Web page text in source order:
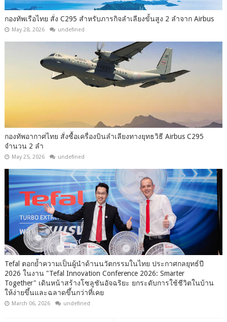
กองทัพเรือไทย สั่ง C295 สำหรับภารกิจลำเลียงขั้นสูง 2 ลำจาก Airbus
May 28, 2026 undefined
กองทัพอากาศไทย สั่งซื้อเครื่องบินลำเลียงทางยุทธวิธี Airbus C295
จำนวน 2 ลำ
May 25, 2026 undefined
Tefal ตอกย้ำความเป็นผู้นำด้านนวัตกรรมในไทย ประกาศกลยุทธ์ปี
2026 ในงาน "Tefal Innovation Conference 2026: Smarter
Together" เดินหน้าสร้างโซลูชันอัจฉริยะ ยกระดับการใช้ชีวิตในบ้าน
ให้ง่ายขึ้นและฉลาดขึ้นกว่าที่เคย
March 06, 2026 undefined